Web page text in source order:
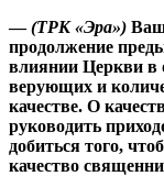
—(ТРК «Эра»)
продолжение
влиянии Церкви в
верующих и
качестве. О
руководить
добиться того,
качество